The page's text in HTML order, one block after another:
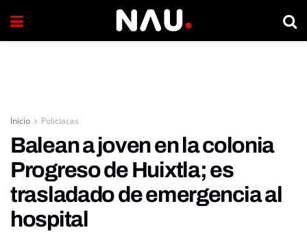
Inicio Policiacas
Balean a joven en la colonia
Progreso de Huixtla; es
trasladado de emergencia al
hospital